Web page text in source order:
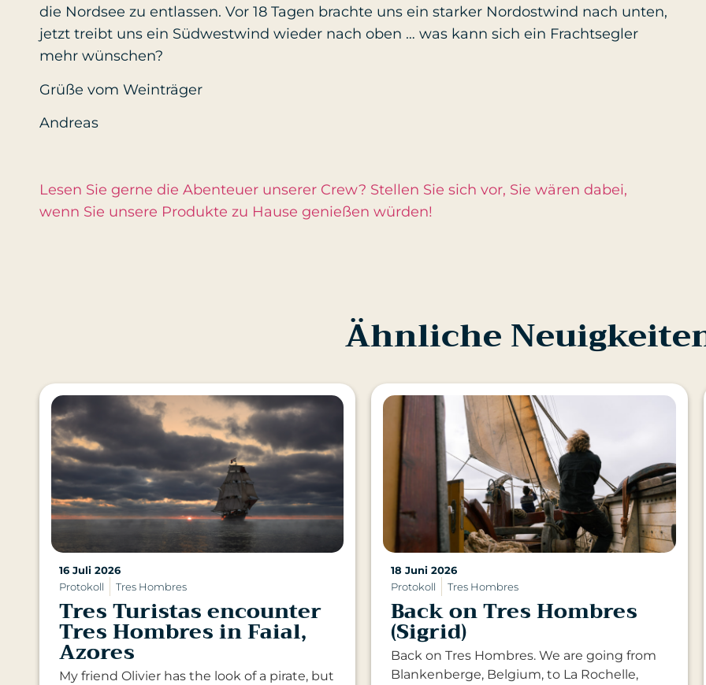
die Nordsee zu entlassen. Vor 18 Tagen brachte uns ein starker Nordostwind nach unten,
jetzt treibt uns ein Südwestwind wieder nach oben … was kann sich ein Frachtsegler
mehr wünschen?
Grüße vom Weinträger
Andreas
Lesen Sie gerne die Abenteuer unserer Crew? Stellen Sie sich vor, Sie wären dabei,
wenn Sie unsere Produkte zu Hause genießen würden!
Ähnliche
16 Juli 2026
Protokoll
Tres Hombres
Tres Turistas encounter
Tres Hombres in Faial,
Azores
My friend Olivier has the look of a pirate, but
18 Juni 2026
Protokoll
Tres Hombres
Back on Tres Hombres
(Sigrid)
Back on Tres Hombres. We are going from
Blankenberge, Belgium, to La Rochelle,